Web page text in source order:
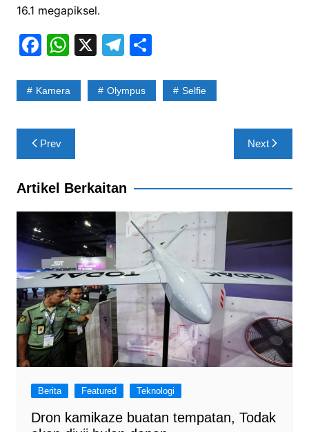
16.1 megapiksel.
F
c
b
o
o
k
W
at
A
p
p
X T
e
S
ar
Kamera Olympus Selfie
Post
navigation
Prev Next
Artikel Berkaitan
Berita Featured Teknologi
Dron kamikaze buatan tempatan, Todak